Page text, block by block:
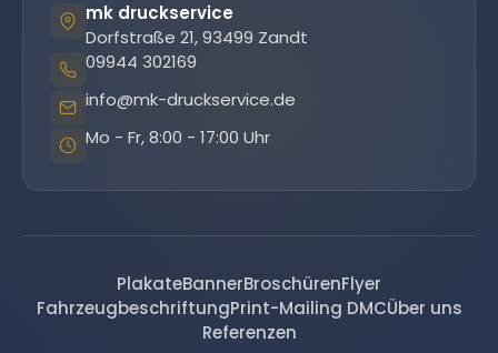
mk druckservice
Dorfstraße 21, 93499 Zandt
09944 302169
info@mk-druckservice.de
Mo - Fr, 8:00 - 17:00 Uhr
PlakateBannerBroschürenFlyer
FahrzeugbeschriftungPrint-Mailing DMCÜber uns
Referenzen